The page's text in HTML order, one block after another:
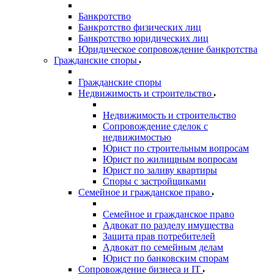
Банкротство
Банкротство физических лиц
Банкротство юридических лиц
Юридическое сопровождение банкротства
Гражданские споры
Гражданские споры
Недвижимость и строительство
Недвижимость и строительство
Сопровождение сделок с
недвижимостью
Юрист по строительным вопросам
Юрист по жилищным вопросам
Юрист по заливу квартиры
Споры с застройщиками
Семейное и гражданское право
Семейное и гражданское право
Адвокат по разделу имущества
Защита прав потребителей
Адвокат по семейным делам
Юрист по банковским спорам
Сопровождение бизнеса и IT